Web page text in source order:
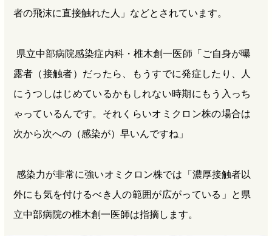
者の飛沫に直接触れた人」などとされています。
県立中部病院感染症内科・椎木創一医師「ご自身が曝
露者（接触者）だったら、もうすでに発症したり、人
にうつしはじめているかもしれない時期にもう入っち
ゃっているんです。それくらいオミクロン株の場合は
次から次への（感染が）早いんですね」
感染力が非常に強いオミクロン株では「濃厚接触者以
外にも気を付けるべき人の範囲が広がっている」と県
立中部病院の椎木創一医師は指摘します。